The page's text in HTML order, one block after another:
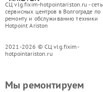
СЦ vlg.fixim-hotpointariston.ru - сеть
сервисных центров в Волгограде по
ремонту и обслуживанию техники
Hotpoint Ariston
2021-2026 © СЦ vlg.fixim-
hotpointariston.ru
Мы ремонтируем